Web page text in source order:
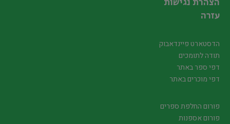
עזרה
הדסטארט פיינדאבוק
תודה לתומכים
דפי ספר באתר
דפי מוכרים באתר
פורום החלפת ספרים
פורום אספנות